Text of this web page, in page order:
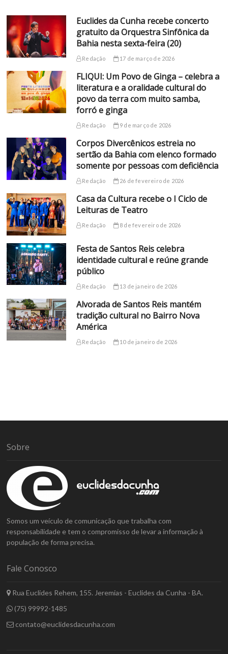
Euclides da Cunha recebe concerto
gratuito da Orquestra Sinfônica da
Bahia nesta sexta-feira (20)
Redação 17 de março de 2026
FLIQUI: Um Povo de Ginga – celebra a
literatura e a oralidade cultural do
povo da terra com muito samba,
forró e ginga
Redação 9 de março de 2026
Corpos Divercênicos estreia no
sertão da Bahia com elenco formado
somente por pessoas com deficiência
Redação 26 de fevereiro de 2026
Casa da Cultura recebe o I Ciclo de
Leituras de Teatro
Redação 8 de fevereiro de 2026
Festa de Santos Reis celebra
identidade cultural e reúne grande
público
Redação 13 de janeiro de 2026
Alvorada de Santos Reis mantém
tradição cultural no Bairro Nova
América
Redação 10 de janeiro de 2026
Sobre
Somos um veículo de comunicação que trabalha com
responsabilidade e tem o compromisso de levar a informação à
população de forma precisa.
Fale Conosco
Rua Euclides Rehem, 155. Jeremias - Euclides da Cunha - BA.
(75) 99992-1485
contato@euclidesdacunha.com